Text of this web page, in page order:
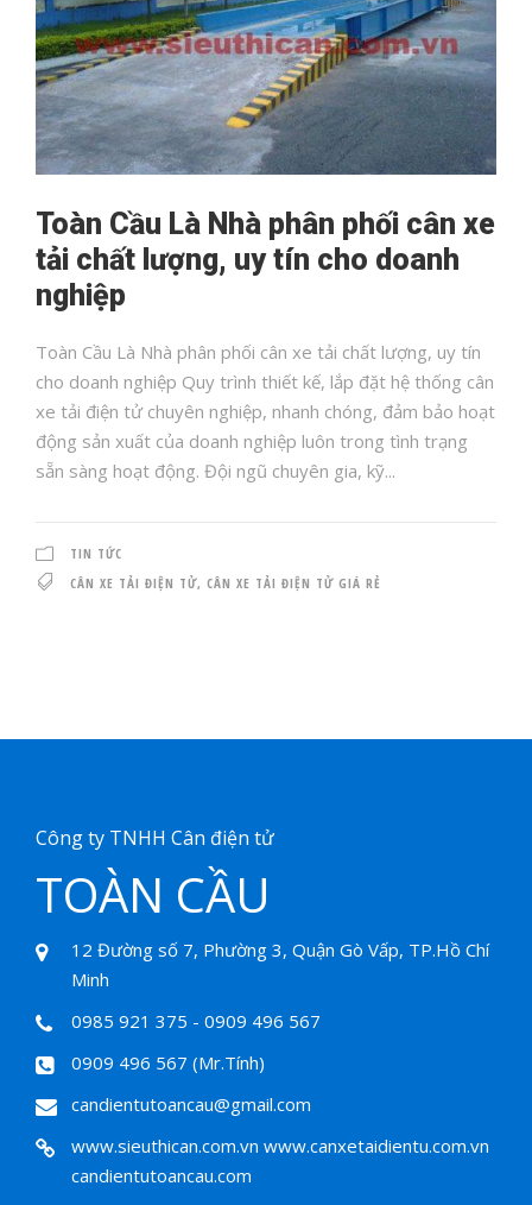
Toàn Cầu Là Nhà phân phối cân xe
tải chất lượng, uy tín cho doanh
nghiệp
Toàn Cầu Là Nhà phân phối cân xe tải chất lượng, uy tín
cho doanh nghiệp Quy trình thiết kế, lắp đặt hệ thống cân
xe tải điện tử chuyên nghiệp, nhanh chóng, đảm bảo hoạt
động sản xuất của doanh nghiệp luôn trong tình trạng
sẵn sàng hoạt động. Đội ngũ chuyên gia, kỹ...
TIN TỨC
CÂN XE TẢI ĐIỆN TỬ, CÂN XE TẢI ĐIỆN TỬ GIÁ RẺ
Công ty TNHH Cân điện tử
TOÀN CẦU
12 Đường số 7, Phường 3, Quận Gò Vấp, TP.Hồ Chí
Minh
0985 921 375 - 0909 496 567
0909 496 567 (Mr.Tính)
candientutoancau@gmail.com
www.sieuthican.com.vn www.canxetaidientu.com.vn
candientutoancau.com